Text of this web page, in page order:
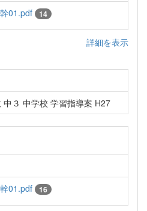
01.pdf 14
詳細を表示
中３ 中学校 学習指導案 H27
01.pdf 16